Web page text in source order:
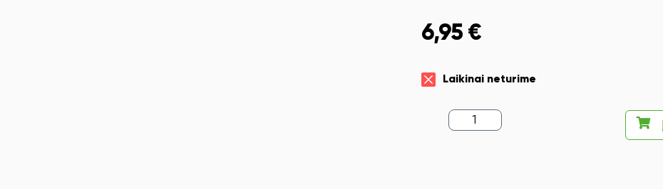
6,95 €
Laikinai neturime
produkto
kiekis: